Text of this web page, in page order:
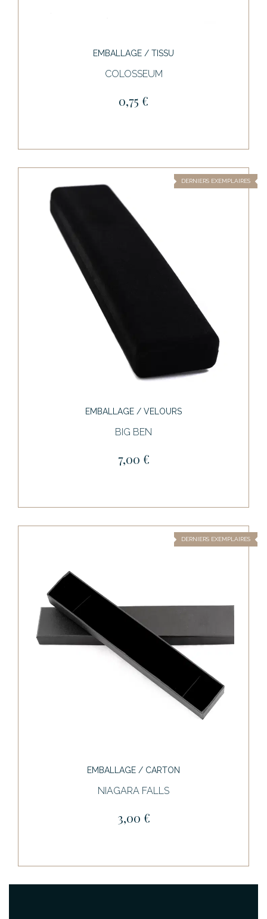
EMBALLAGE / TISSU
COLOSSEUM
0,75 €
DERNIERS EXEMPLAIRES
EMBALLAGE / VELOURS
BIG BEN
7,00 €
DERNIERS EXEMPLAIRES
EMBALLAGE / CARTON
NIAGARA FALLS
3,00 €